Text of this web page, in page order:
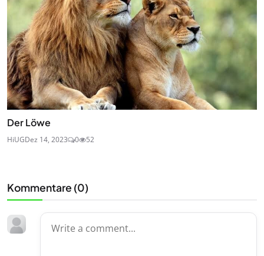
Der Löwe
HiUGDez 14, 2023 0 52
Kommentare (0)